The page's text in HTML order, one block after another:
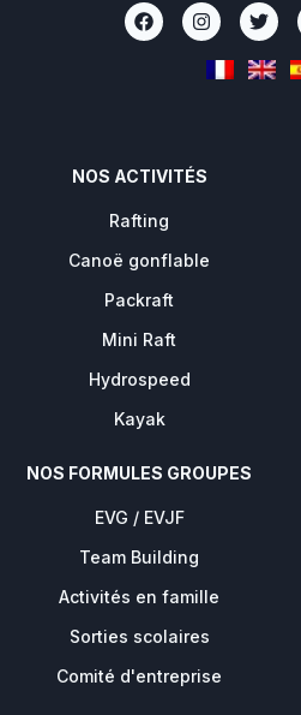
NOS ACTIVITÉS
Rafting
Canoë gonflable
Packraft
Mini Raft
Hydrospeed
Kayak
NOS FORMULES GROUPES
EVG / EVJF
Team Building
Activités en famille
Sorties scolaires
Comité d'entreprise